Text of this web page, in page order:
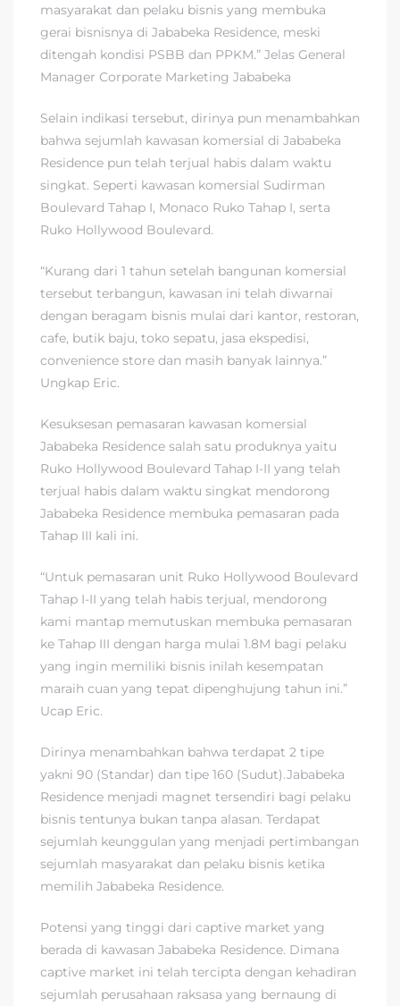
masyarakat dan pelaku bisnis yang membuka
gerai bisnisnya di Jababeka Residence, meski
ditengah kondisi PSBB dan PPKM.” Jelas General
Manager Corporate Marketing Jababeka
Selain indikasi tersebut, dirinya pun menambahkan
bahwa sejumlah kawasan komersial di Jababeka
Residence pun telah terjual habis dalam waktu
singkat. Seperti kawasan komersial Sudirman
Boulevard Tahap I, Monaco Ruko Tahap I, serta
Ruko Hollywood Boulevard.
“Kurang dari 1 tahun setelah bangunan komersial
tersebut terbangun, kawasan ini telah diwarnai
dengan beragam bisnis mulai dari kantor, restoran,
cafe, butik baju, toko sepatu, jasa ekspedisi,
convenience store dan masih banyak lainnya.”
Ungkap Eric.
Kesuksesan pemasaran kawasan komersial
Jababeka Residence salah satu produknya yaitu
Ruko Hollywood Boulevard Tahap I-II yang telah
terjual habis dalam waktu singkat mendorong
Jababeka Residence membuka pemasaran pada
Tahap III kali ini.
“Untuk pemasaran unit Ruko Hollywood Boulevard
Tahap I-II yang telah habis terjual, mendorong
kami mantap memutuskan membuka pemasaran
ke Tahap III dengan harga mulai 1.8M bagi pelaku
yang ingin memiliki bisnis inilah kesempatan
maraih cuan yang tepat dipenghujung tahun ini.”
Ucap Eric.
Dirinya menambahkan bahwa terdapat 2 tipe
yakni 90 (Standar) dan tipe 160 (Sudut).Jababeka
Residence menjadi magnet tersendiri bagi pelaku
bisnis tentunya bukan tanpa alasan. Terdapat
sejumlah keunggulan yang menjadi pertimbangan
sejumlah masyarakat dan pelaku bisnis ketika
memilih Jababeka Residence.
Potensi yang tinggi dari captive market yang
berada di kawasan Jababeka Residence. Dimana
captive market ini telah tercipta dengan kehadiran
sejumlah perusahaan raksasa yang bernaung di